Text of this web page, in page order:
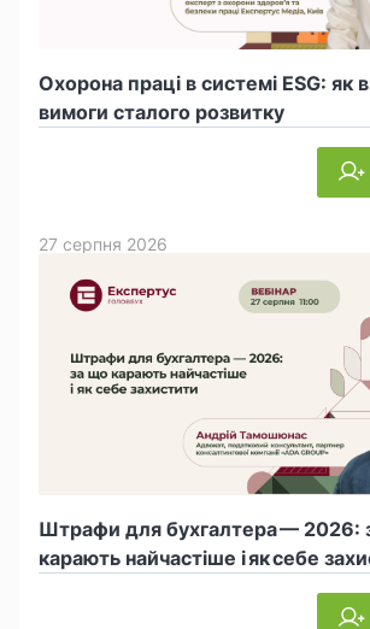
Охорона праці в системі ESG: як
вимоги сталого розвитку
Штрафи для бухгалтера — 2026:
карають найчастіше і як себе
27 серпня 2026